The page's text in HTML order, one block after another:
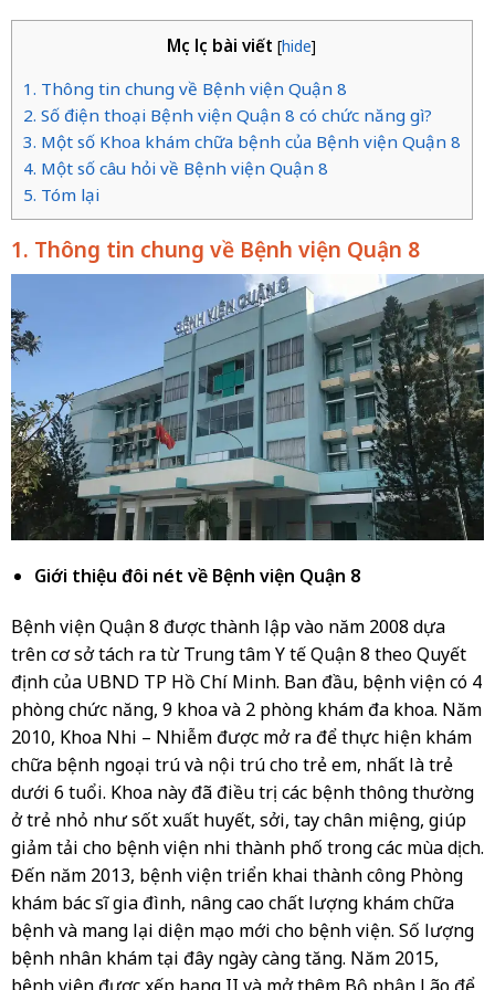
Mục lục bài viết [hide]
1. Thông tin chung về Bệnh viện Quận 8
2. Số điện thoại Bệnh viện Quận 8 có chức năng gì?
3. Một số Khoa khám chữa bệnh của Bệnh viện Quận 8
4. Một số câu hỏi về Bệnh viện Quận 8
5. Tóm lại
1. Thông tin chung về Bệnh viện Quận 8
Giới thiệu đôi nét về Bệnh viện Quận 8
Bệnh viện Quận 8 được thành lập vào năm 2008 dựa
trên cơ sở tách ra từ Trung tâm Y tế Quận 8 theo Quyết
định của UBND TP Hồ Chí Minh. Ban đầu, bệnh viện có 4
phòng chức năng, 9 khoa và 2 phòng khám đa khoa. Năm
2010, Khoa Nhi – Nhiễm được mở ra để thực hiện khám
chữa bệnh ngoại trú và nội trú cho trẻ em, nhất là trẻ
dưới 6 tuổi. Khoa này đã điều trị các bệnh thông thường
ở trẻ nhỏ như sốt xuất huyết, sởi, tay chân miệng, giúp
giảm tải cho bệnh viện nhi thành phố trong các mùa dịch.
Đến năm 2013, bệnh viện triển khai thành công Phòng
khám bác sĩ gia đình, nâng cao chất lượng khám chữa
bệnh và mang lại diện mạo mới cho bệnh viện. Số lượng
bệnh nhân khám tại đây ngày càng tăng. Năm 2015,